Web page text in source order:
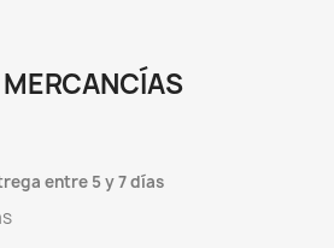
entre 5 y 7 días